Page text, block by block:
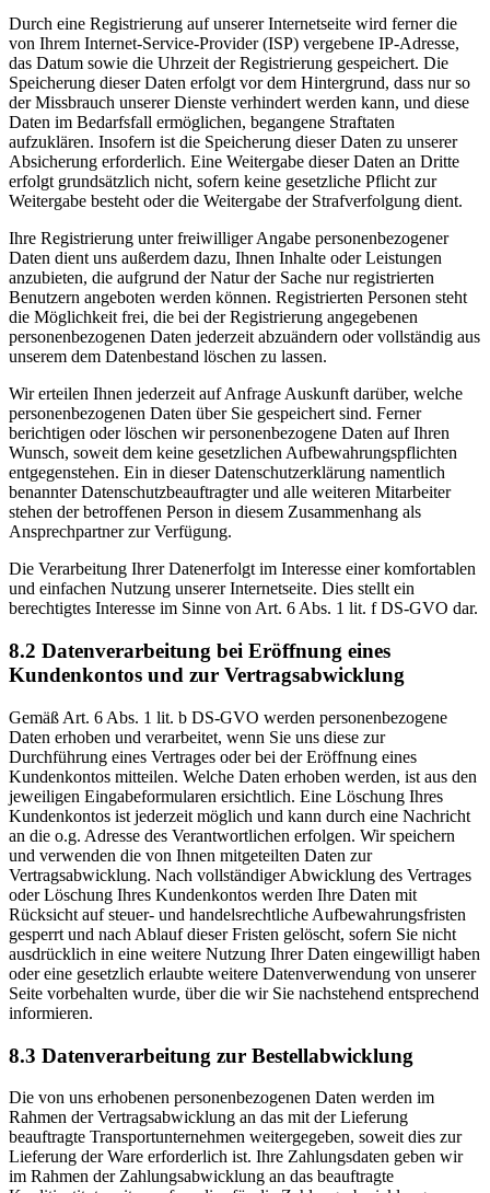
Durch eine Registrierung auf unserer Internetseite wird ferner die
von Ihrem Internet-Service-Provider (ISP) vergebene IP-Adresse,
das Datum sowie die Uhrzeit der Registrierung gespeichert. Die
Speicherung dieser Daten erfolgt vor dem Hintergrund, dass nur so
der Missbrauch unserer Dienste verhindert werden kann, und diese
Daten im Bedarfsfall ermöglichen, begangene Straftaten
aufzuklären. Insofern ist die Speicherung dieser Daten zu unserer
Absicherung erforderlich. Eine Weitergabe dieser Daten an Dritte
erfolgt grundsätzlich nicht, sofern keine gesetzliche Pflicht zur
Weitergabe besteht oder die Weitergabe der Strafverfolgung dient.
Ihre Registrierung unter freiwilliger Angabe personenbezogener
Daten dient uns außerdem dazu, Ihnen Inhalte oder Leistungen
anzubieten, die aufgrund der Natur der Sache nur registrierten
Benutzern angeboten werden können. Registrierten Personen steht
die Möglichkeit frei, die bei der Registrierung angegebenen
personenbezogenen Daten jederzeit abzuändern oder vollständig aus
unserem dem Datenbestand löschen zu lassen.
Wir erteilen Ihnen jederzeit auf Anfrage Auskunft darüber, welche
personenbezogenen Daten über Sie gespeichert sind. Ferner
berichtigen oder löschen wir personenbezogene Daten auf Ihren
Wunsch, soweit dem keine gesetzlichen Aufbewahrungspflichten
entgegenstehen. Ein in dieser Datenschutzerklärung namentlich
benannter Datenschutzbeauftragter und alle weiteren Mitarbeiter
stehen der betroffenen Person in diesem Zusammenhang als
Ansprechpartner zur Verfügung.
Die Verarbeitung Ihrer Datenerfolgt im Interesse einer komfortablen
und einfachen Nutzung unserer Internetseite. Dies stellt ein
berechtigtes Interesse im Sinne von Art. 6 Abs. 1 lit. f DS-GVO dar.
8.2 Datenverarbeitung bei Eröffnung eines
Kundenkontos und zur Vertragsabwicklung
Gemäß Art. 6 Abs. 1 lit. b DS-GVO werden personenbezogene
Daten erhoben und verarbeitet, wenn Sie uns diese zur
Durchführung eines Vertrages oder bei der Eröffnung eines
Kundenkontos mitteilen. Welche Daten erhoben werden, ist aus den
jeweiligen Eingabeformularen ersichtlich. Eine Löschung Ihres
Kundenkontos ist jederzeit möglich und kann durch eine Nachricht
an die o.g. Adresse des Verantwortlichen erfolgen. Wir speichern
und verwenden die von Ihnen mitgeteilten Daten zur
Vertragsabwicklung. Nach vollständiger Abwicklung des Vertrages
oder Löschung Ihres Kundenkontos werden Ihre Daten mit
Rücksicht auf steuer- und handelsrechtliche Aufbewahrungsfristen
gesperrt und nach Ablauf dieser Fristen gelöscht, sofern Sie nicht
ausdrücklich in eine weitere Nutzung Ihrer Daten eingewilligt haben
oder eine gesetzlich erlaubte weitere Datenverwendung von unserer
Seite vorbehalten wurde, über die wir Sie nachstehend entsprechend
informieren.
8.3 Datenverarbeitung zur Bestellabwicklung
Die von uns erhobenen personenbezogenen Daten werden im
Rahmen der Vertragsabwicklung an das mit der Lieferung
beauftragte Transportunternehmen weitergegeben, soweit dies zur
Lieferung der Ware erforderlich ist. Ihre Zahlungsdaten geben wir
im Rahmen der Zahlungsabwicklung an das beauftragte